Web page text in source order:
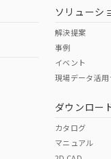
（日本ソリューシ
解決提案
事例
イベント
現場データ活
ダウンロー
カタログ
マニュアル